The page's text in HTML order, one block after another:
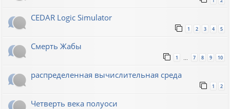
CEDAR Logic Simulator
1 2 3 4 5
Смерть Жабы
1 7 8 9 10
распределенная вычислительная среда
1 2
Четверть века полуоси